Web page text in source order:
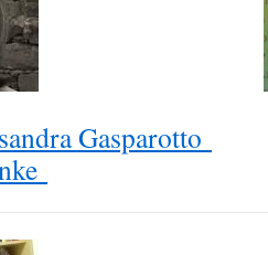
Gasparotto